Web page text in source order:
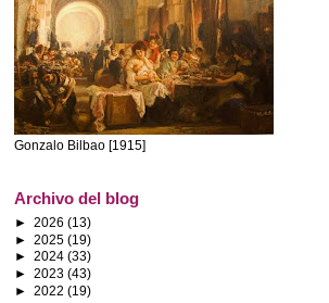
Gonzalo Bilbao [1915]
Archivo del blog
► 2026 (13)
► 2025 (19)
► 2024 (33)
► 2023 (43)
► 2022 (19)